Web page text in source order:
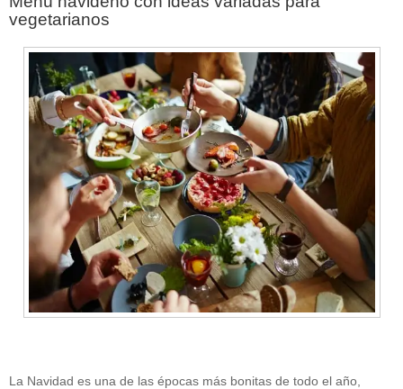
vegetarianos
La Navidad es una de las épocas más bonitas de todo el año,